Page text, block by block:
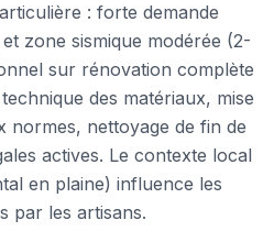
: forte demande
zone sismique modérée (2-
sur rénovation complète
des matériaux, mise
nettoyage de fin de
actives. Le contexte local
en plaine) influence les
par les artisans.